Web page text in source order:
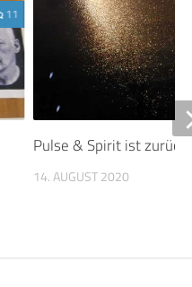
11
Pulse & Spirit ist zurück!
14. AUGUST 2020